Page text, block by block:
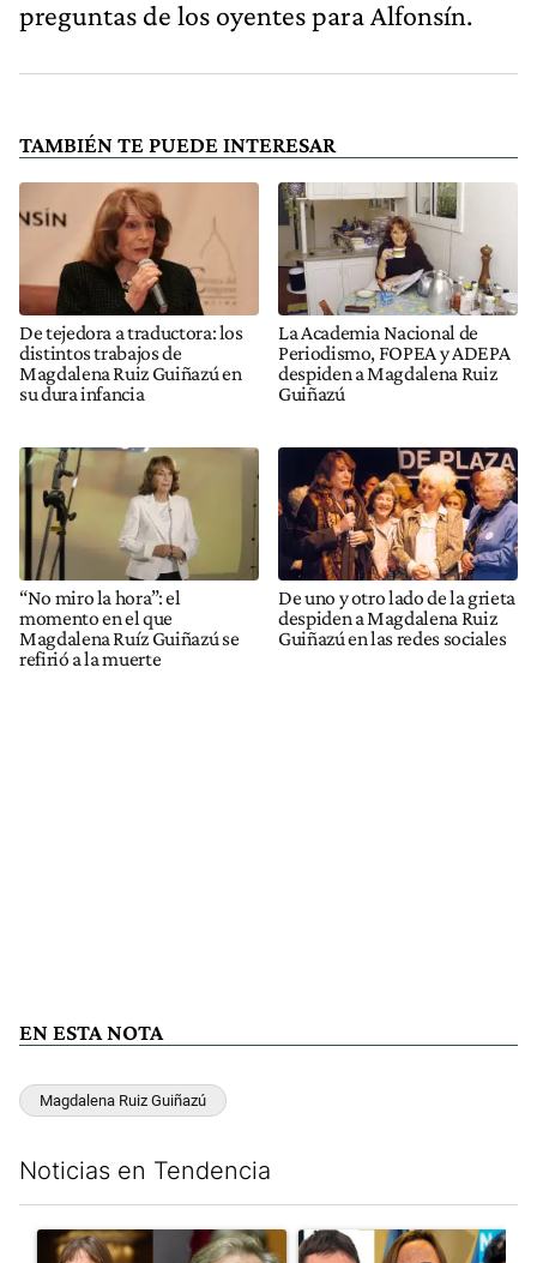
preguntas de los oyentes para Alfonsín.
TAMBIÉN TE PUEDE INTERESAR
De tejedora a traductora: los
distintos trabajos de
Magdalena Ruiz Guiñazú en
su dura infancia
La Academia Nacional de
Periodismo, FOPEA y ADEPA
despiden a Magdalena Ruiz
Guiñazú
“No miro la hora”: el
momento en el que
Magdalena Ruíz Guiñazú se
refirió a la muerte
De uno y otro lado de la grieta
despiden a Magdalena Ruiz
Guiñazú en las redes sociales
EN ESTA NOTA
Magdalena Ruiz Guiñazú
Noticias en Tendencia
Un artículo de tendencia con el título "Di Tullio impugnó a
Un artículo de tendencia con